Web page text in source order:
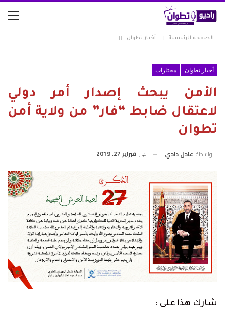
الصفحة الرئيسية أخبار تطوان
أخبار تطوان مختارات
الأمن يبحث إصدار أمر دولي
لاعتقال ضابط “فار” من ولاية أمن
تطوان
بواسطة عادل دادي في فبراير 27, 2019
شارك هذا على :